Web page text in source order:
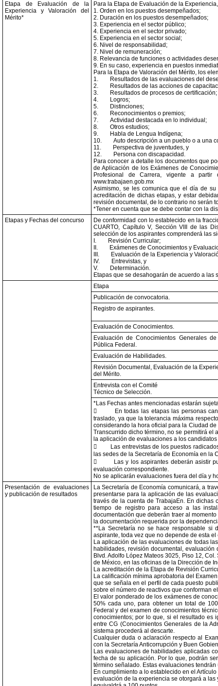
Etapa de Evaluación de la
Experiencia y Valoración del
Mérito*
Para la Etapa de Evaluación de la
1. Orden en los puestos desempeñados;
2. Duración en los puestos desempeñados;
3. Experiencia en el sector público;
4. Experiencia en el sector privado;
5. Experiencia en el sector social;
6. Nivel de responsabilidad;
7. Nivel de remuneración;
8. Relevancia de funciones o actividades
9. En su caso, experiencia en puestos
Para la Etapa de Valoración del Mérito, los
1.
Resultados de las evaluaciones del
2.
Resultados de las acciones de
3.
Resultados de procesos de certificación;
4.
Logros;
5.
Distinciones;
6.
Reconocimientos o premios;
7.
Actividad destacada en lo individual;
8.
Otros estudios;
9.
Habla de Lengua Indígena;
10.
Auto descripción a un pueblo o a una
11.
Perspectiva de juventudes, y
12.
Persona con discapacidad.
Para conocer a detalle los documentos que
de Aplicación de los Exámenes de
Profesional de Carrera, vigente a
www.trabajaen.gob.mx
Asimismo, se les comunica que el día de
acreditación de dichas etapas, y estar
revisión documental, de lo contrario no serán
*Tener en cuenta que se debe contar con la
Etapas y Fechas del concurso
De conformidad con lo establecido en la
CUARTO, Capítulo V, Sección VIII de las
selección de los aspirantes comprenderá las
I.
Revisión Curricular;
II.
Exámenes de Conocimientos y
III.
Evaluación de la Experiencia y
IV.
Entrevistas, y
V.
Determinación.
Etapas que se desahogarán de acuerdo a las
Etapa
Publicación de convocatoria.
Registro de aspirantes.
Evaluación de Conocimientos.
Evaluación de Conocimientos Generales
Pública Federal.
Evaluación de Habilidades.
Revisión Documental, Evaluación de la
del Mérito.
Entrevista con el Comité
Técnico de Selección.
*Las Fechas antes mencionadas estarán

En todas las etapas las personas
traslado, ya que la tolerancia máxima
considerando la hora oficial para la Ciudad
Transcurrido dicho término, no se permitirá el
la aplicación de evaluaciones a los

Las entrevistas de los puestos
las sedes de la Secretaría de Economía en la

Las y los aspirantes deberán asistir
evaluación correspondiente.
No se aplicarán evaluaciones fuera del día y
Presentación de evaluaciones
y publicación de resultados
La Secretaría de Economía comunicará, a
presentarse para la aplicación de las
través de la cuenta de TrabajaEn. En dichas
tiempo de registro para acceso a las
documentación que deberán traer al
la documentación requerida por la
**La Secretaría no se hace responsable si
aspirante, toda vez que no depende de esta el
La aplicación de las evaluaciones de todas
habilidades, revisión documental,
Blvd. Adolfo López Mateos 3025, Piso 12,
de México, en las oficinas de la Dirección de
La acreditación de la Etapa de Revisión
La calificación mínima aprobatoria del
que se señala en el perfil de cada puesto
sobre el número de reactivos que conforman
El valor ponderado de los exámenes de
50% cada uno, para obtener un total de
Federal y del examen de conocimientos
conocimientos; por lo que, si el resultado es
entre CG (Conocimientos Generales de la
sistema procederá al descarte.
Cualquier duda o aclaración respecto al
con la Secretaría Anticorrupción y Buen
Las evaluaciones de habilidades aplicadas
fecha de su aplicación. Por lo que, podrán
término señalado. Estas evaluaciones
En cumplimiento a lo establecido en el
evaluación de la experiencia se otorgará a